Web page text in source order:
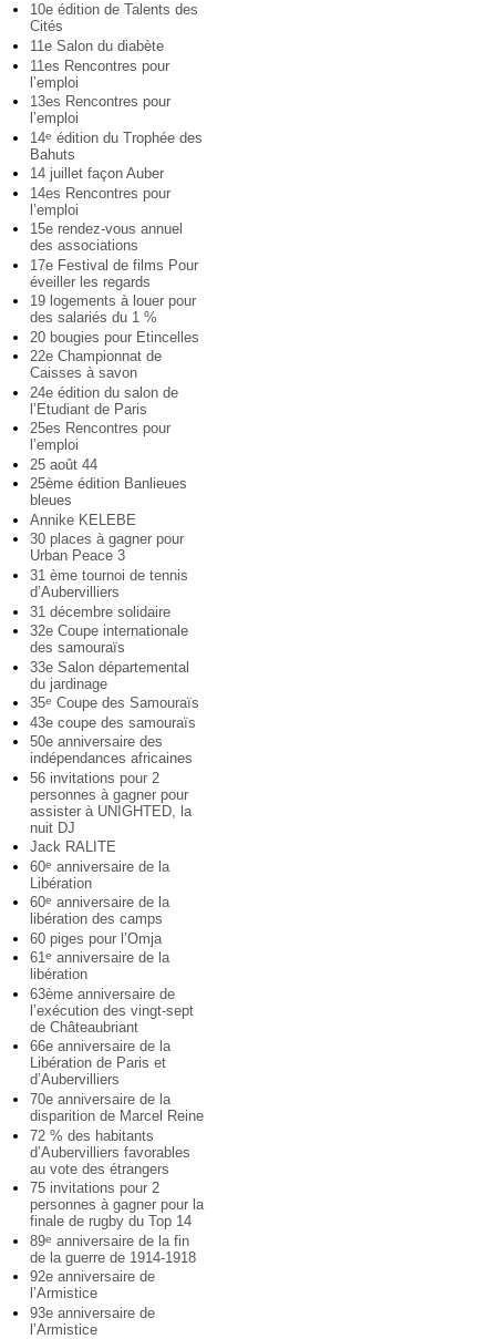
10e édition de Talents des
Cités
11e Salon du diabète
11es Rencontres pour
l’emploi
13es Rencontres pour
l’emploi
14e édition du Trophée des
Bahuts
14 juillet façon Auber
14es Rencontres pour
l’emploi
15e rendez-vous annuel
des associations
17e Festival de films Pour
éveiller les regards
19 logements à louer pour
des salariés du 1 %
20 bougies pour Etincelles
22e Championnat de
Caisses à savon
24e édition du salon de
l’Etudiant de Paris
25es Rencontres pour
l’emploi
25 août 44
25ème édition Banlieues
bleues
Annike KELEBE
30 places à gagner pour
Urban Peace 3
31 ème tournoi de tennis
d’Aubervilliers
31 décembre solidaire
32e Coupe internationale
des samouraïs
33e Salon départemental
du jardinage
35e Coupe des Samouraïs
43e coupe des samouraïs
50e anniversaire des
indépendances africaines
56 invitations pour 2
personnes à gagner pour
assister à UNIGHTED, la
nuit DJ
Jack RALITE
60e anniversaire de la
Libération
60e anniversaire de la
libération des camps
60 piges pour l’Omja
61e anniversaire de la
libération
63ème anniversaire de
l’exécution des vingt-sept
de Châteaubriant
66e anniversaire de la
Libération de Paris et
d’Aubervilliers
70e anniversaire de la
disparition de Marcel Reine
72 % des habitants
d’Aubervilliers favorables
au vote des étrangers
75 invitations pour 2
personnes à gagner pour la
finale de rugby du Top 14
89e anniversaire de la fin
de la guerre de 1914-1918
92e anniversaire de
l’Armistice
93e anniversaire de
l’Armistice